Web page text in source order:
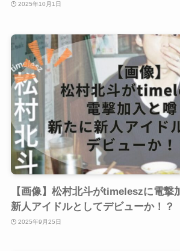
2025年10月1日
【画像】松村北斗がtimeleszに電撃
新人アイドルとしてデビューか！？
2025年9月25日